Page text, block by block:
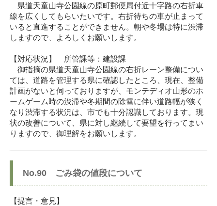
県道天童山寺公園線の原町郵便局付近十字路の右折車
線を広くしてもらいたいです。右折待ちの車が止まって
いると直進することができません。朝や冬場は特に渋滞
しますので、よろしくお願いします。
【対応状況】 所管課等：建設課
御指摘の県道天童山寺公園線の右折レーン整備につい
ては、道路を管理する県に確認したところ、現在、整備
計画がないと伺っておりますが、モンテディオ山形のホ
ームゲーム時の渋滞や冬期間の除雪に伴い道路幅が狭く
なり渋滞する状況は、市でも十分認識しております。現
状の改善について、県に対し継続して要望を行ってまい
りますので、御理解をお願いします。
No.90 ごみ袋の値段について
【提言・意見】